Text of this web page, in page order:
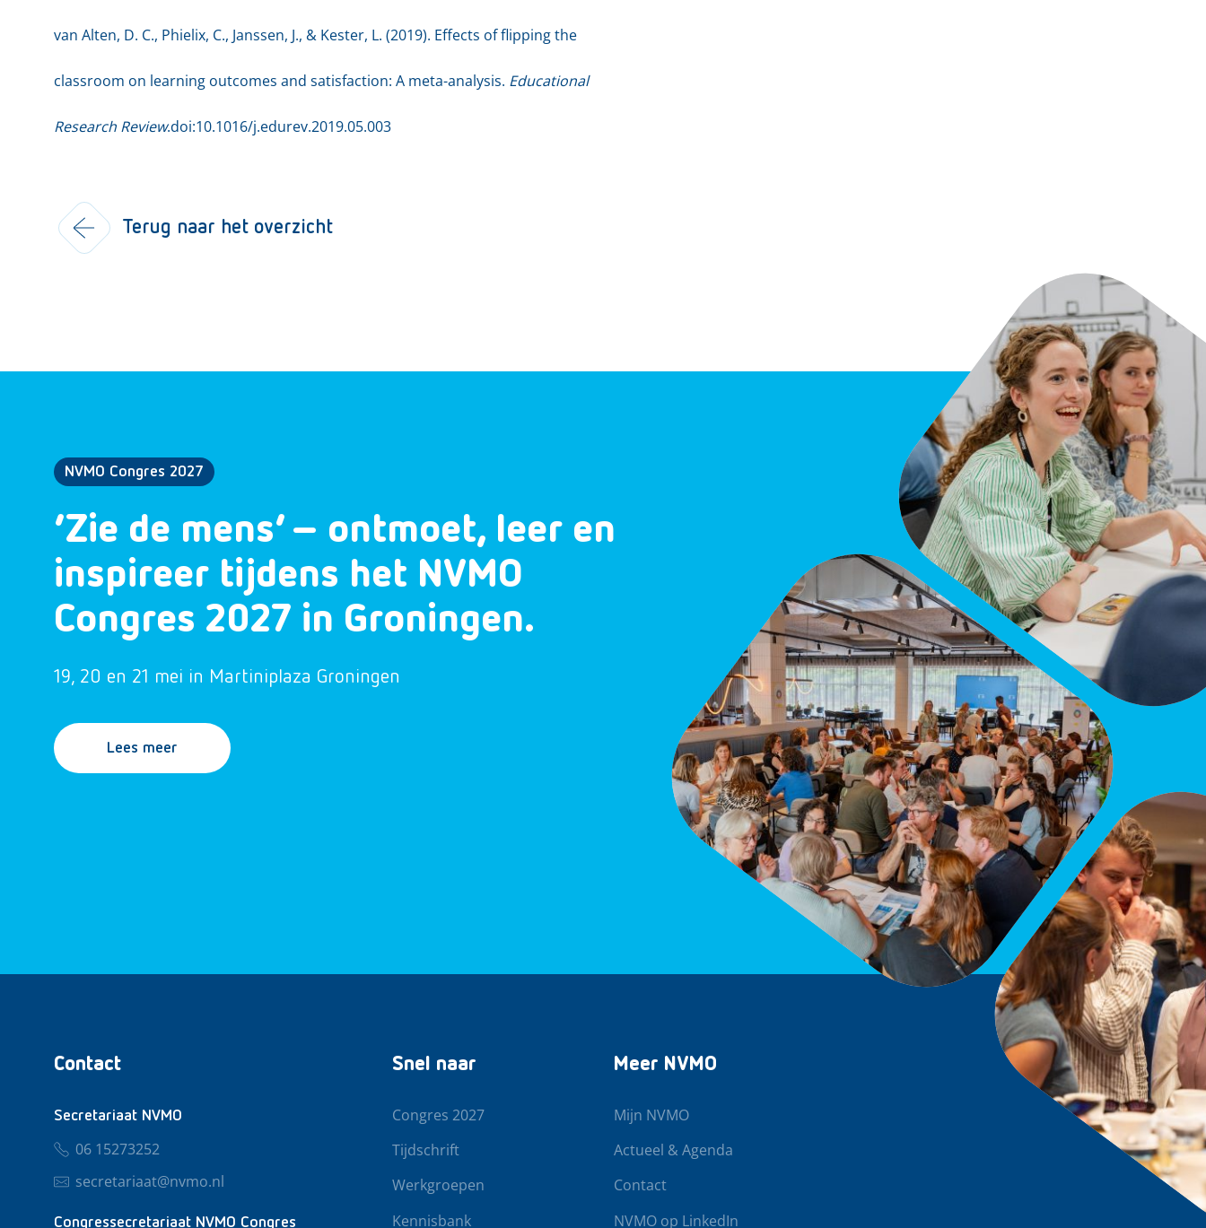
van Alten, D. C., Phielix, C., Janssen, J., & Kester, L. (2019). Effects of flipping the
classroom on learning outcomes and satisfaction: A meta-analysis. Educational
Research Review.doi:10.1016/j.edurev.2019.05.003
Terug naar het overzicht
NVMO Congres 2027
‘Zie de mens’ – ontmoet, leer en
inspireer tijdens het NVMO
Congres 2027 in Groningen.
19, 20 en 21 mei in Martiniplaza Groningen
Lees meer
Contact
Secretariaat NVMO
06 15273252
secretariaat@nvmo.nl
Congressecretariaat NVMO Congres
Snel naar
Congres 2027
Tijdschrift
Werkgroepen
Kennisbank
Meer NVMO
Mijn NVMO
Actueel & Agenda
Contact
NVMO op LinkedIn